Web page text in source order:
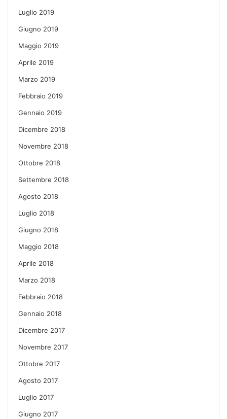
Luglio 2019
Giugno 2019
Maggio 2019
Aprile 2019
Marzo 2019
Febbraio 2019
Gennaio 2019
Dicembre 2018
Novembre 2018
Ottobre 2018
Settembre 2018
Agosto 2018
Luglio 2018
Giugno 2018
Maggio 2018
Aprile 2018
Marzo 2018
Febbraio 2018
Gennaio 2018
Dicembre 2017
Novembre 2017
Ottobre 2017
Agosto 2017
Luglio 2017
Giugno 2017